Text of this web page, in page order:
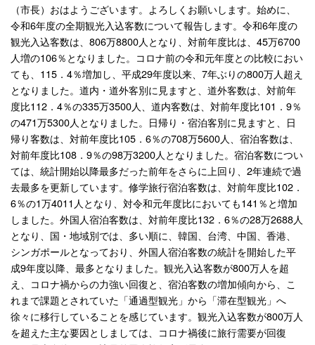
（市長）おはようございます。よろしくお願いします。始めに、
令和6年度の全期観光入込客数について報告します。令和6年度の
観光入込客数は、806万8800人となり、対前年度比は、45万6700
人増の106％となりました。コロナ前の令和元年度との比較におい
ても、115．4％増加し、平成29年度以来、7年ぶりの800万人超え
となりました。道内・道外客別に見ますと、道外客数は、対前年
度比112．4％の335万3500人、道内客数は、対前年度比101．9％
の471万5300人となりました。日帰り・宿泊客別に見ますと、日
帰り客数は、対前年度比105．6％の708万5600人、宿泊客数は、
対前年度比108．9％の98万3200人となりました。宿泊客数につい
ては、統計開始以降最多だった前年をさらに上回り、2年連続で過
去最多を更新しています。修学旅行宿泊客数は、対前年度比102．
6％の1万4011人となり、対令和元年度比においても141％と増加
しました。外国人宿泊客数は、対前年度比132．6％の28万2688人
となり、国・地域別では、多い順に、韓国、台湾、中国、香港、
シンガポールとなっており、外国人宿泊客数の統計を開始した平
成9年度以降、最多となりました。観光入込客数が800万人を超
え、コロナ禍からの力強い回復と、宿泊客数の増加傾向から、こ
れまで課題とされていた「通過型観光」から「滞在型観光」へ
徐々に移行していることを感じています。観光入込客数が800万人
を超えた主な要因としましては、コロナ禍後に旅行需要が回復